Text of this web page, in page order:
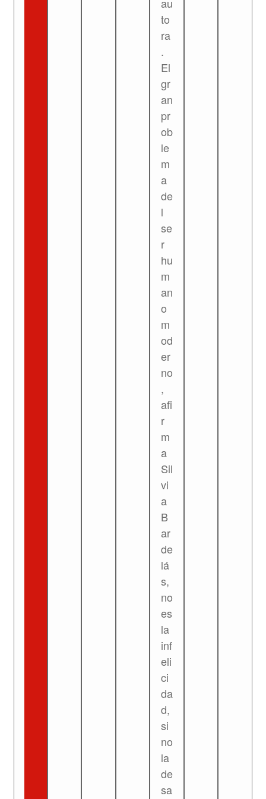
to
ra
.
El
gr
an
pr
ob
le
m
a
de
l
se
r
hu
m
an
o
m
od
er
no
,
afi
r
m
a
Sil
vi
a
B
ar
de
lá
s,
no
es
la
inf
eli
ci
da
d,
si
no
la
de
sa